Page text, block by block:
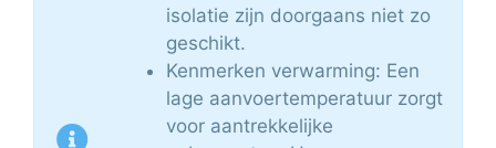
isolatie zijn doorgaans niet zo
geschikt.
Kenmerken verwarming: Een
lage aanvoertemperatuur zorgt
voor aantrekkelijke